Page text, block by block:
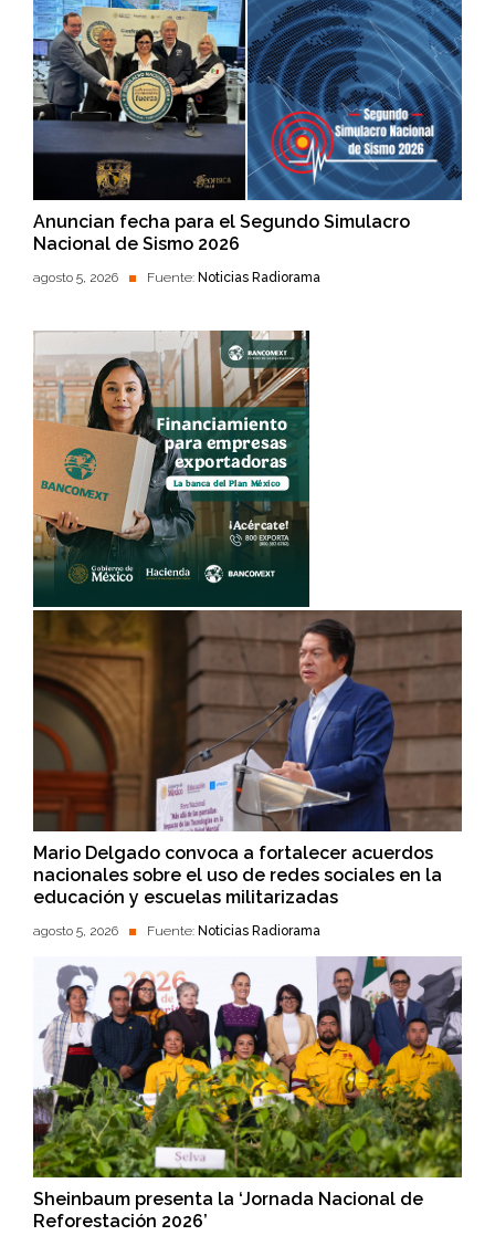
Anuncian fecha para el Segundo Simulacro
Nacional de Sismo 2026
agosto 5, 2026 Fuente: Noticias Radiorama
Mario Delgado convoca a fortalecer acuerdos
nacionales sobre el uso de redes sociales en la
educación y escuelas militarizadas
agosto 5, 2026 Fuente: Noticias Radiorama
Sheinbaum presenta la ‘Jornada Nacional de
Reforestación 2026’